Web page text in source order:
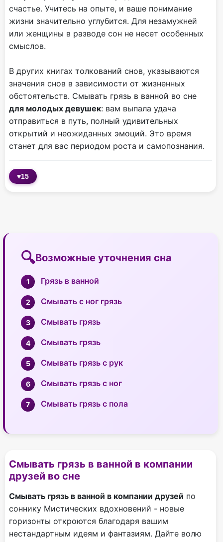
счастье. Учитесь на опыте, и ваше понимание
жизни значительно углубится. Для незамужней
или женщины в разводе сон не несет особенных
смыслов.
В других книгах толкований снов, указываются
значения снов в зависимости от жизненных
обстоятельств. Смывать грязь в ванной во сне
для молодых девушек: вам выпала удача
отправиться в путь, полный удивительных
открытий и неожиданных эмоций. Это время
станет для вас периодом роста и самопознания.
♥15
Возможные уточнения сна
Грязь в ванной
Смывать с ног грязь
Смывать грязь
Смывать грязь
Смывать грязь с рук
Смывать грязь с ног
Смывать грязь с пола
Смывать грязь в ванной в компании
друзей во сне
Смывать грязь в ванной в компании друзей по
соннику Мистических вдохновений - новые
горизонты откроются благодаря вашим
нестандартным идеям и фантазиям. Дайте волю